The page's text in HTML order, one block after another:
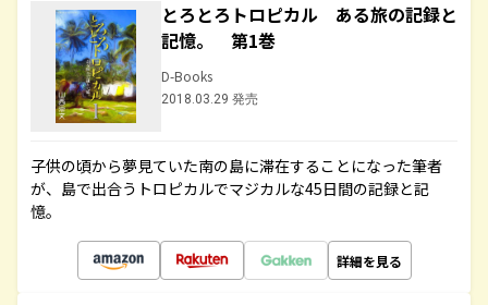
とろとろトロピカル ある旅の記録と
記憶。 第1巻
D-Books
2018.03.29 発売
子供の頃から夢見ていた南の島に滞在することになった筆者
が、島で出合うトロピカルでマジカルな45日間の記録と記
憶。
詳細を見る